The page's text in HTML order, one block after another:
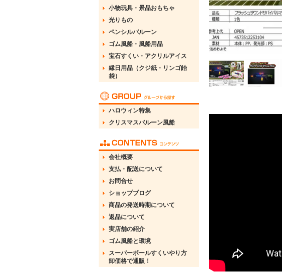
小物玩具・景品おもちゃ
光りもの
ペンシルバルーン
ゴム風船・風船用品
宝石すくい・アクリルアイス
縁日用品（クジ紙・リンゴ飴
袋）
ハロウィン特集
クリスマスバルーン風船
会社概要
支払・配送について
お問合せ
ショップブログ
商品の発送時期について
返品について
実店舗の紹介
ゴム風船と環境
スーパーボールすくいやり方
卸価格で通販！